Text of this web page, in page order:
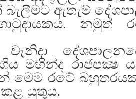
ඇතැම්
නමුත්
මහින්ද රාජපක්‍ෂ
මෙම රටේ
යුතුය.